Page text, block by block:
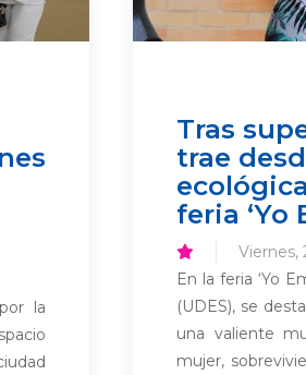
la
Tras
trae
feria ‘Yo
Viernes,
En la feria ‘Yo
(UDES), se
una valiente
mujer,